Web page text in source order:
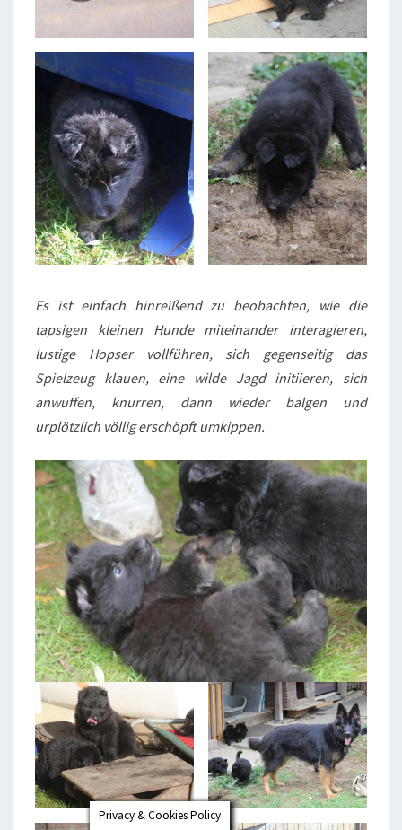
Es ist einfach hinreißend zu beobachten, wie die
tapsigen kleinen Hunde miteinander interagieren,
lustige Hopser vollführen, sich gegenseitig das
Spielzeug klauen, eine wilde Jagd initiieren, sich
anwuffen, knurren, dann wieder balgen und
urplötzlich völlig erschöpft umkippen.
Privacy & Cookies Policy